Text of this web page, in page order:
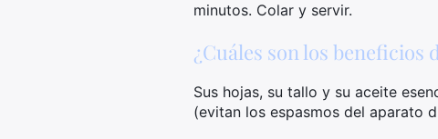
minutos. Colar y servir.
¿Cuáles son los beneficios
Sus hojas, su tallo y su aceite
(evitan los espasmos del aparato